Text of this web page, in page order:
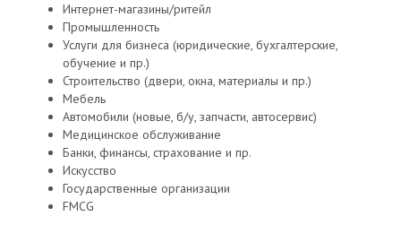
Интернет-магазины/ритейл
Промышленность
Услуги для бизнеса (юридические, бухгалтерские,
обучение и пр.)
Строительство (двери, окна, материалы и пр.)
Мебель
Автомобили (новые, б/у, запчасти, автосервис)
Медицинское обслуживание
Банки, финансы, страхование и пр.
Искусство
Государственные организации
FMCG